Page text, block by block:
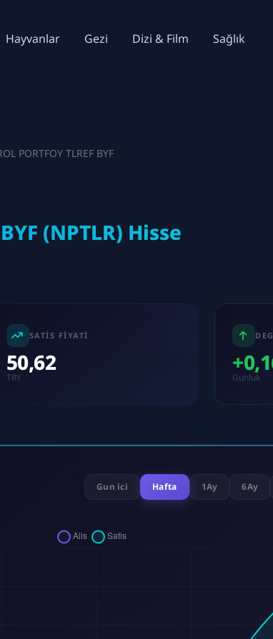
Hayvanlar Gezi Dizi & Film
Sağlık
PORTFOY TLREF BYF
(NPTLR) Hisse
SATIS FIYATI
50,62
TRY Gunluk
Gun ici Hafta 1Ay 6Ay